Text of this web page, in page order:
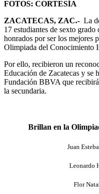
FOTOS: CORTESÍA
ZACATECAS, ZAC.- La
17 estudiantes de sexto
honrados por ser los mejores
Olimpiada del Conocimiento
Por ello, recibieron un
Educación de Zacatecas y se
Fundación BBVA que
la secundaria.
Brillan en la
Juan
Leonardo
Flor